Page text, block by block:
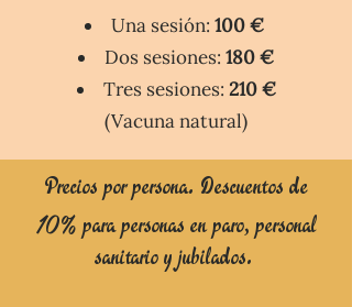
Una sesión: 100 €
Dos sesiones: 180 €
Tres sesiones: 210 €
(Vacuna natural)
Precios por persona. Descuentos de
10%para personas en paro, personal
sanitario y jubilados.